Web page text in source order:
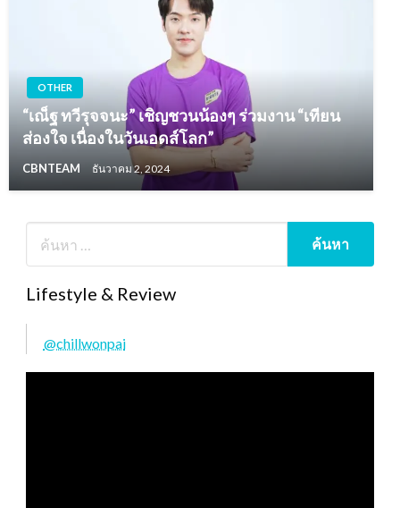
OTHER
“เณ็ฐ ทวีรุจจนะ” เชิญชวนน้องๆ ร่วมงาน “เทียน
ส่องใจ เนื่องในวันเอดส์โลก”
CBNTEAM ธันวาคม 2, 2024
Lifestyle & Review
@chillwonpai